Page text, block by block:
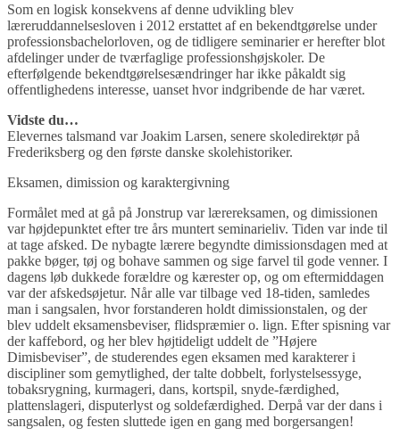
Som en logisk konsekvens af denne udvikling blev
læreruddannelsesloven i 2012 erstattet af en bekendtgørelse under
professionsbachelorloven, og de tidligere seminarier er herefter blot
afdelinger under de tværfaglige professionshøjskoler. De
efterfølgende bekendtgørelsesændringer har ikke påkaldt sig
offentlighedens interesse, uanset hvor indgribende de har været.
Vidste du…
Elevernes talsmand var Joakim Larsen, senere skoledirektør på
Frederiksberg og den første danske skolehistoriker.
Eksamen, dimission og karaktergivning
Formålet med at gå på Jonstrup var lærereksamen, og dimissionen
var højdepunktet efter tre års muntert seminarieliv. Tiden var inde til
at tage afsked. De nybagte lærere begyndte dimissionsdagen med at
pakke bøger, tøj og bohave sammen og sige farvel til gode venner. I
dagens løb dukkede forældre og kærester op, og om eftermiddagen
var der afskedsøjetur. Når alle var tilbage ved 18-tiden, samledes
man i sangsalen, hvor forstanderen holdt dimissionstalen, og der
blev uddelt eksamensbeviser, flidspræmier o. lign. Efter spisning var
der kaffebord, og her blev højtideligt uddelt de ”Højere
Dimisbeviser”, de studerendes egen eksamen med karakterer i
discipliner som gemytlighed, der talte dobbelt, forlystelsessyge,
tobaksrygning, kurmageri, dans, kortspil, snyde-færdighed,
plattenslageri, disputerlyst og soldefærdighed. Derpå var der dans i
sangsalen, og festen sluttede igen en gang med borgersangen!